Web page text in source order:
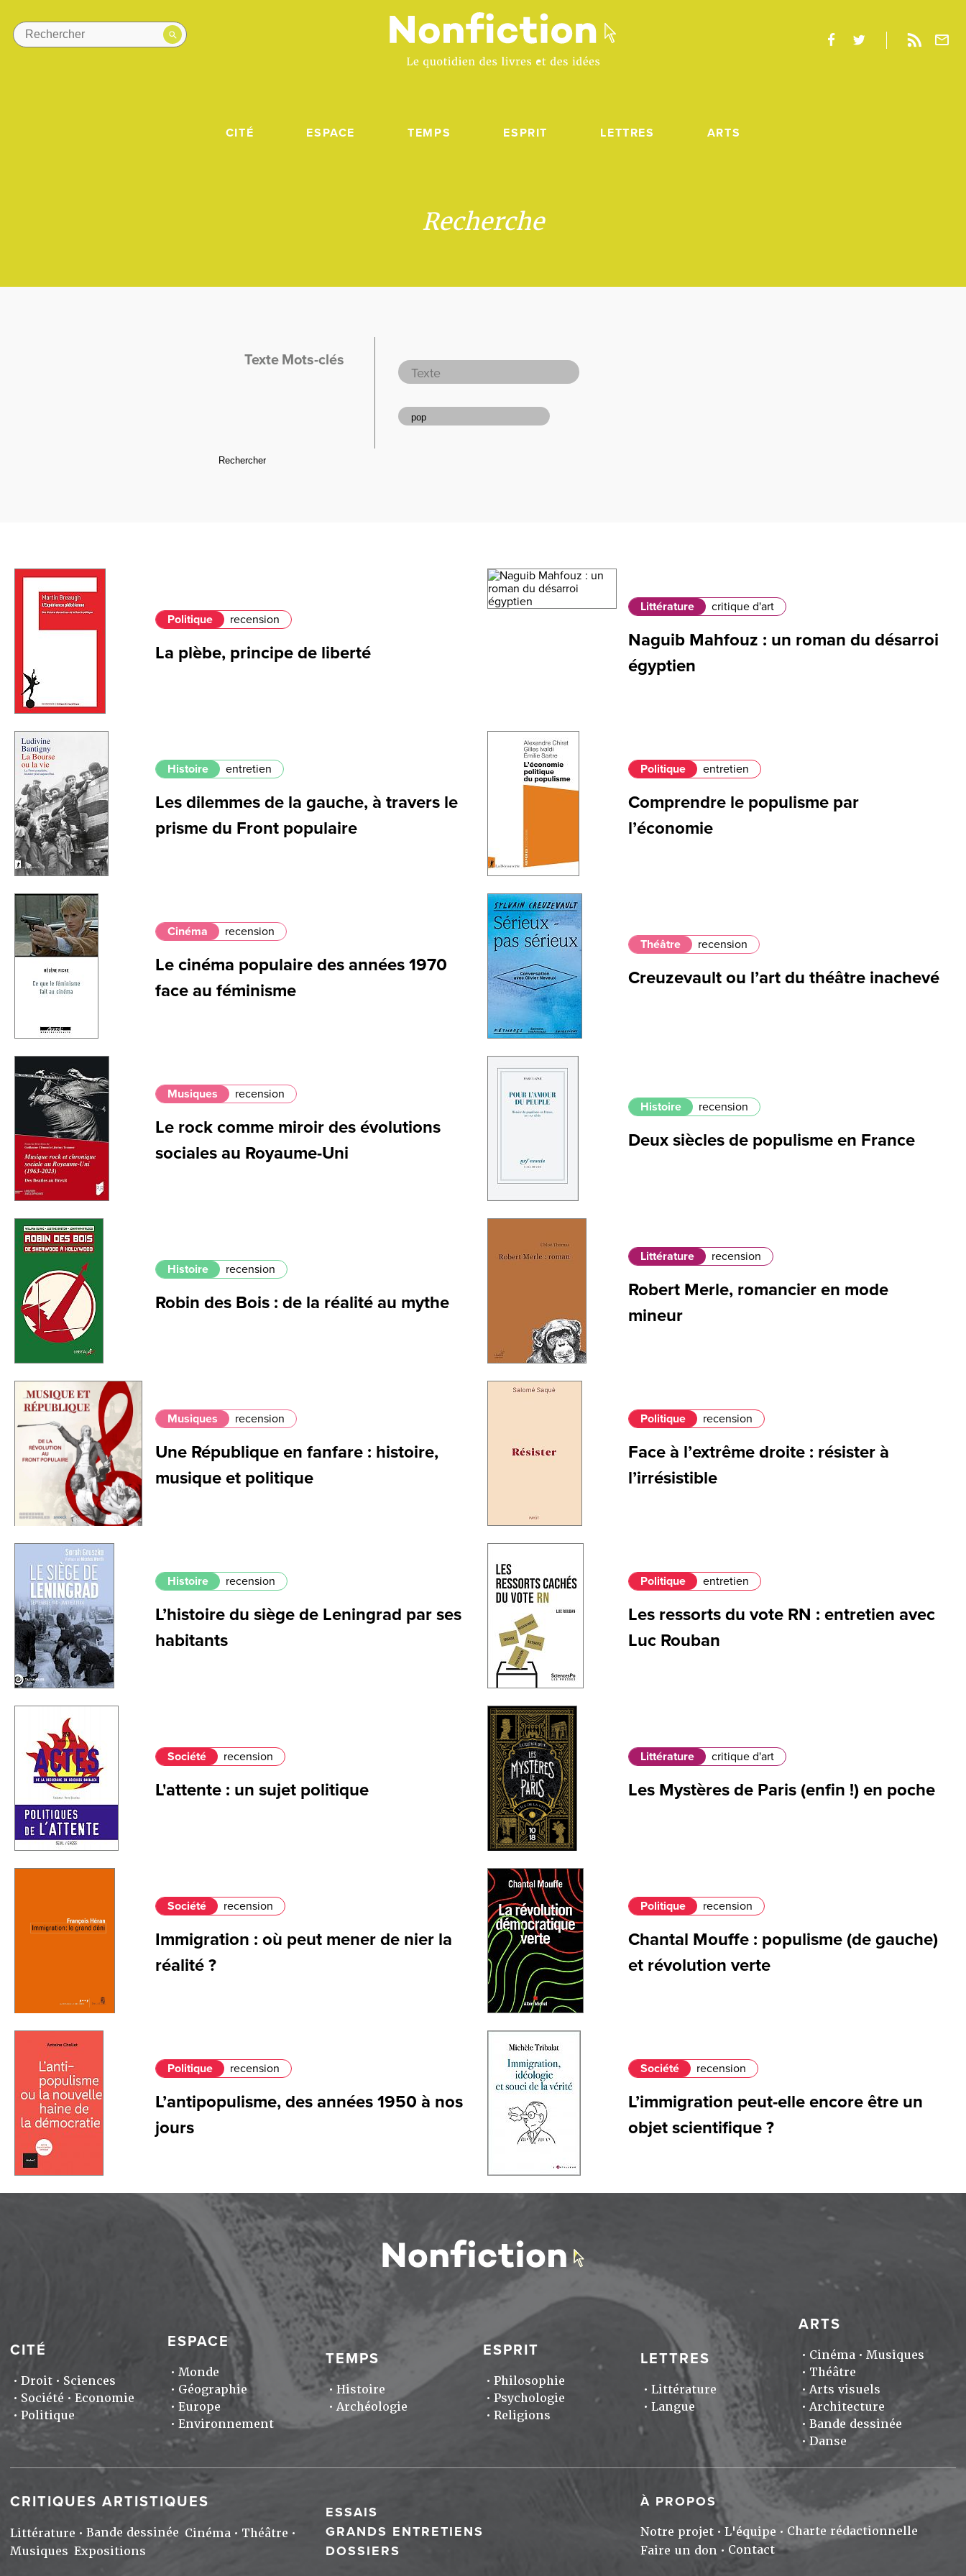
CITÉ ESPACE TEMPS ESPRIT LETTRES ARTS
Recherche
Texte Mots-clés
Politique recension
La plèbe, principe de liberté
Littérature critique d'art
Naguib Mahfouz : un roman du désarroi
égyptien
Histoire entretien
Les dilemmes de la gauche, à travers le
prisme du Front populaire
Politique entretien
Comprendre le populisme par
l’économie
Cinéma recension
Le cinéma populaire des années 1970
face au féminisme
Théâtre recension
Creuzevault ou l’art du théâtre inachevé
Musiques recension
Le rock comme miroir des évolutions
sociales au Royaume-Uni
Histoire recension
Deux siècles de populisme en France
Histoire recension
Robin des Bois : de la réalité au mythe
Littérature recension
Robert Merle, romancier en mode
mineur
Musiques recension
Une République en fanfare : histoire,
musique et politique
Politique recension
Face à l’extrême droite : résister à
l’irrésistible
Histoire recension
L’histoire du siège de Leningrad par ses
habitants
Politique entretien
Les ressorts du vote RN : entretien avec
Luc Rouban
Société recension
L'attente : un sujet politique
Littérature critique d'art
Les Mystères de Paris (enfin !) en poche
Société recension
Immigration : où peut mener de nier la
réalité ?
Politique recension
Chantal Mouffe : populisme (de gauche)
et révolution verte
Politique recension
L’antipopulisme, des années 1950 à nos
jours
Société recension
L’immigration peut-elle encore être un
objet scientifique ?
CITÉ
Droit
Sciences
Société
Economie
Politique
ESPACE
Monde
Géographie
Europe
Environnement
TEMPS
Histoire
Archéologie
ESPRIT
Philosophie
Psychologie
Religions
LETTRES
Littérature
Langue
ARTS
Cinéma
Musiques
Théâtre
Arts visuels
Architecture
Bande dessinée
Danse
CRITIQUES ARTISTIQUES
Littérature Bande dessinée Cinéma
Théâtre
Musiques Expositions
ESSAIS
GRANDS ENTRETIENS
DOSSIERS
À PROPOS
Notre projet L'équipe
Charte rédactionnelle
Faire un don
Contact